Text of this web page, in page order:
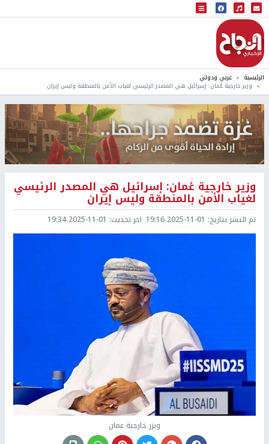
البث المباشر
إذاعة النجاح
الرئيسية عربي ودولي
وزير خارجية عُمان: إسرائيل هي المصدر الرئيسي لغياب الأمن بالمنطقة وليس إيران
وزير خارجية عُمان: إسرائيل هي المصدر الرئيسي
لغياب الأمن بالمنطقة وليس إيران
تم النشر بتاريخ: 2025-11-01 19:16 اخر تحديث: 2025-11-01 19:34
ويزر خارجية عمان